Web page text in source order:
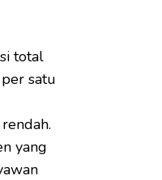
total
satu
yang